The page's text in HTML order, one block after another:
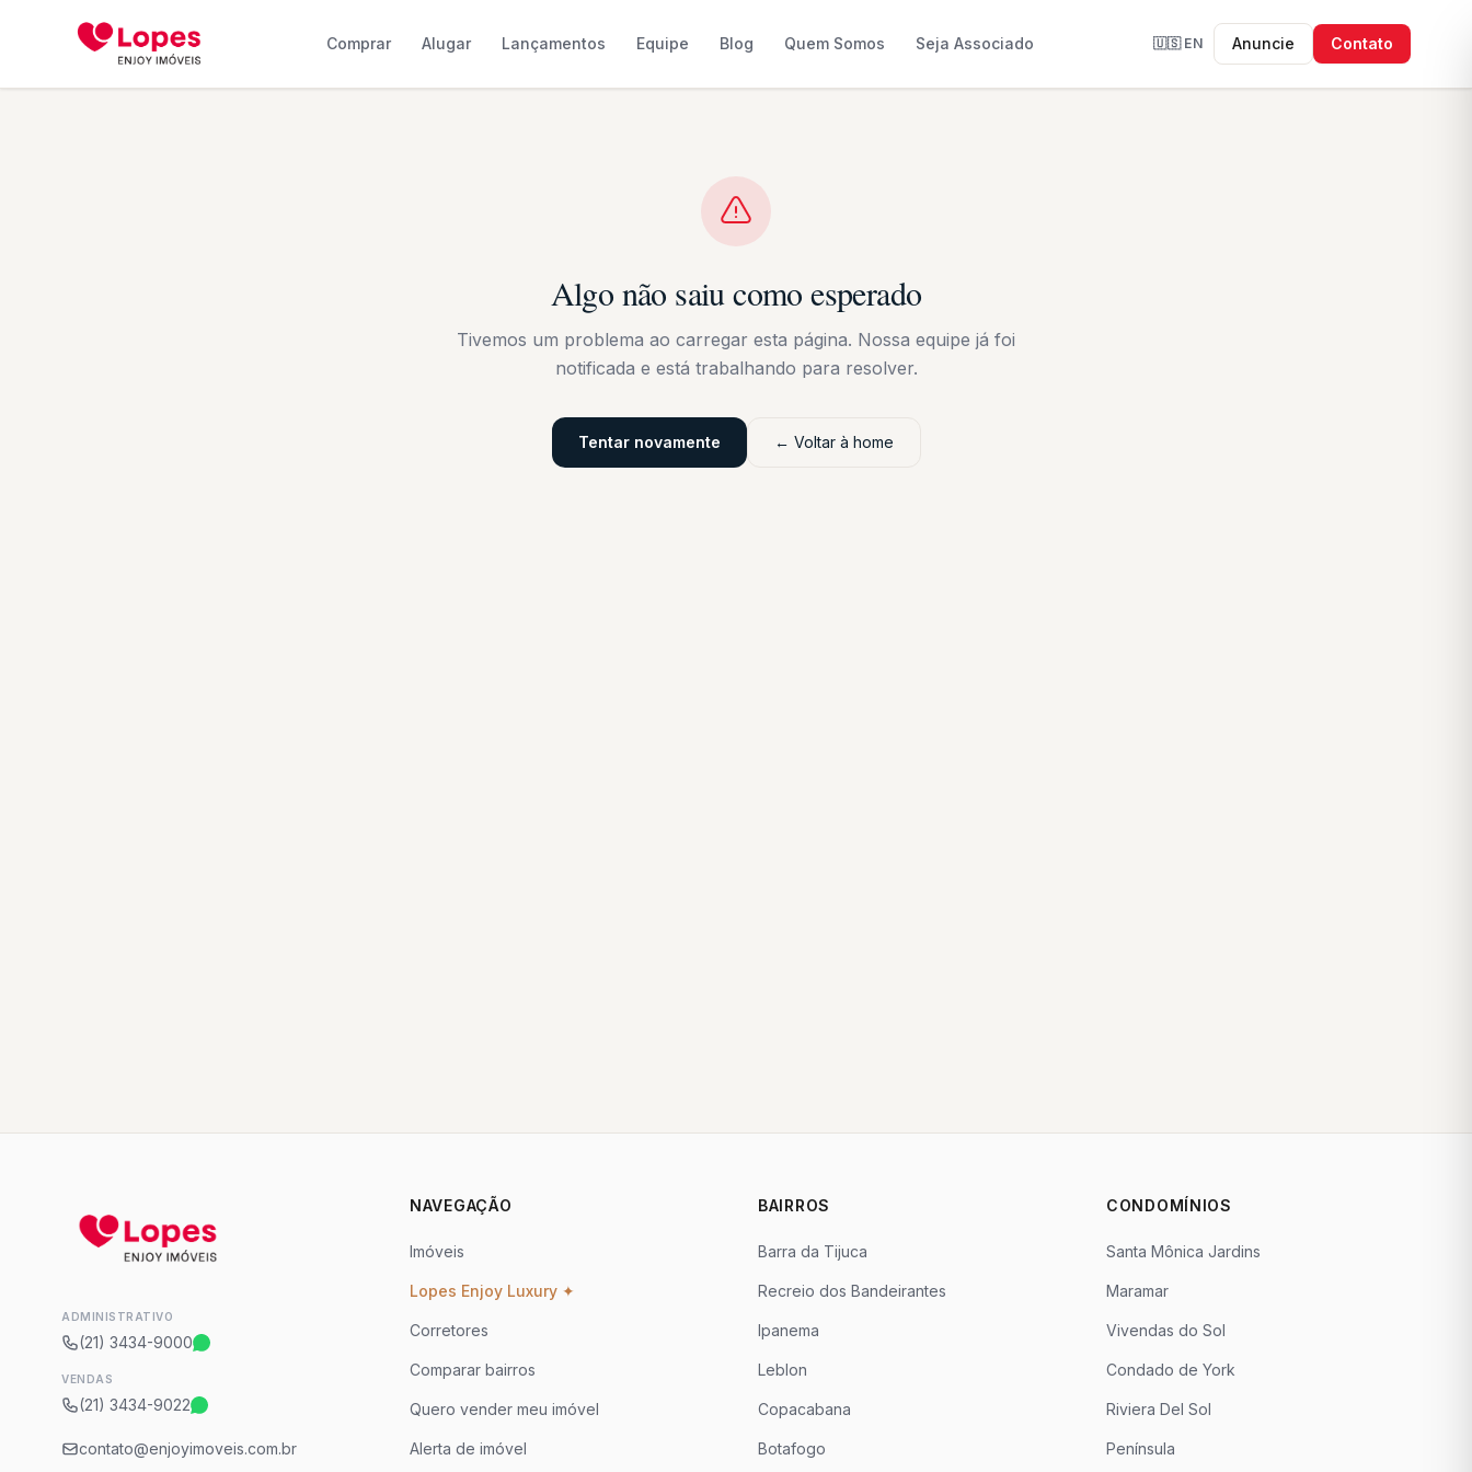
Comprar Alugar Lançamentos Equipe Blog Quem Somos Seja Associado 🇺🇸 EN Anuncie Contato
Algo não saiu como esperado
Tivemos um problema ao carregar esta página. Nossa equipe já foi
notificada e está trabalhando para resolver.
Tentar novamente ← Voltar à home
ADMINISTRATIVO
(21) 3434-9000
VENDAS
(21) 3434-9022
contato@enjoyimoveis.com.br
NAVEGAÇÃO
Imóveis
Lopes Enjoy Luxury ✦
Corretores
Comparar bairros
Quero vender meu imóvel
Alerta de imóvel
BAIRROS
Barra da Tijuca
Recreio dos Bandeirantes
Ipanema
Leblon
Copacabana
Botafogo
CONDOMÍNIOS
Santa Mônica Jardins
Maramar
Vivendas do Sol
Condado de York
Riviera Del Sol
Península